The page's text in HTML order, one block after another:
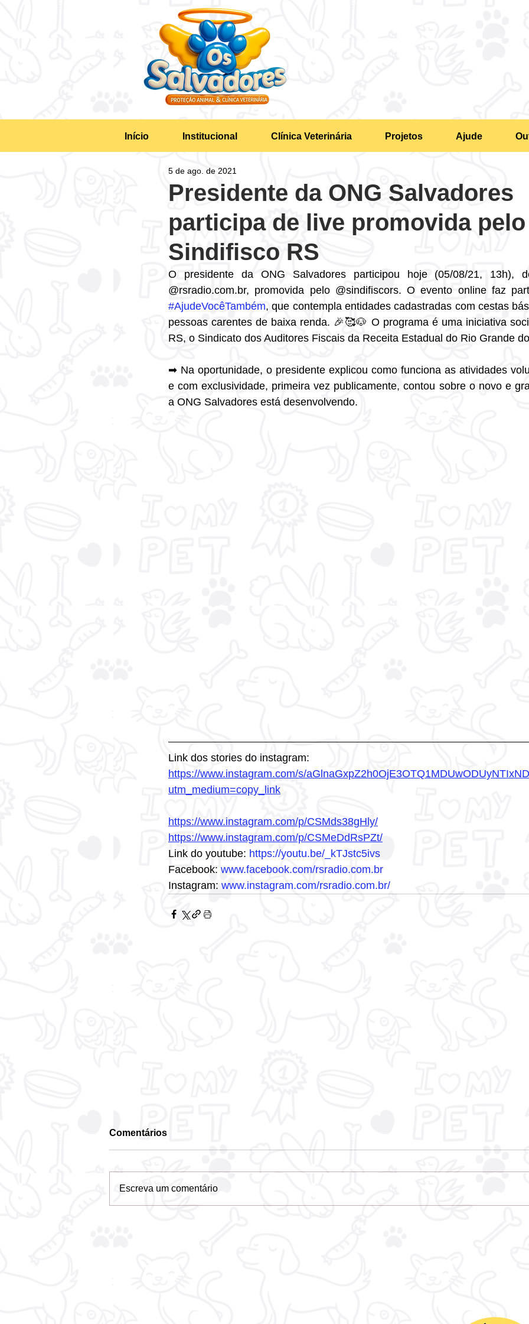
Início Institucional Clínica Veterinária Projetos Ajude
Presidente da ONG Salvadores
participa de live promovida pelo
Sindifisco RS
5 de ago. de 2021
O presidente da ONG Salvadores participou hoje (05/08/21, 13h),
#AjudeVocêTambém, que contempla entidades cadastradas com cestas
pessoas carentes de baixa renda. 🎉🥰🐶 O programa é uma iniciativa
RS, o Sindicato dos Auditores Fiscais da Receita Estadual do Rio Grande
➡ Na oportunidade, o presidente explicou como funciona as atividades
e com exclusividade, primeira vez publicamente, contou sobre o novo e
a ONG Salvadores está desenvolvendo.
Link dos stories do instagram:
https://www.instagram.com/s/
utm_medium=copy_link
https://www.instagram.com/p/CSMds38gHly/
https://www.instagram.com/p/CSMeDdRsPZt/
Link do youtube: https://youtu.be/_kTJstc5ivs
Facebook: www.facebook.com/rsradio.com.br
Instagram: www.instagram.com/rsradio.com.br/
Comentários
Escreva um comentário